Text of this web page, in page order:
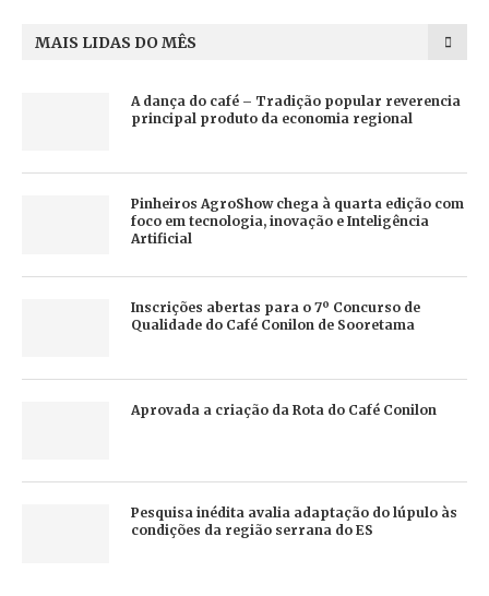
MAIS LIDAS DO MÊS
A dança do café – Tradição popular reverencia
principal produto da economia regional
Pinheiros AgroShow chega à quarta edição com
foco em tecnologia, inovação e Inteligência
Artificial
Inscrições abertas para o 7º Concurso de
Qualidade do Café Conilon de Sooretama
Aprovada a criação da Rota do Café Conilon
Pesquisa inédita avalia adaptação do lúpulo às
condições da região serrana do ES